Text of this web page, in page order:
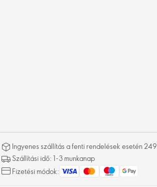
Ingyenes szállítás a fenti rendelések esetén
Szállítási idő: 1-3 munkanap
Fizetési módok: